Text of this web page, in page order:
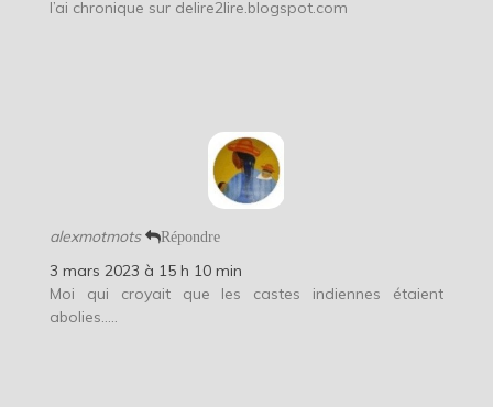
l’ai chronique sur delire2lire.blogspot.com
alexmotmots Répondre
3 mars 2023 à 15 h 10 min
Moi qui croyait que les castes indiennes étaient
abolies…..